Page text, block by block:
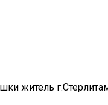
житель